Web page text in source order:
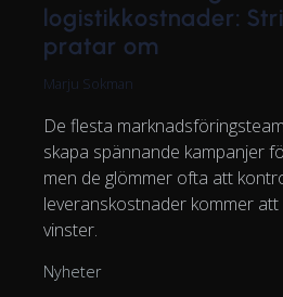
logistikkostnader:
pratar om
Marju Sokman
De flesta
skapa spännande kampanjer
men de glömmer ofta att
leveranskostnader kommer
vinster.
Nyheter